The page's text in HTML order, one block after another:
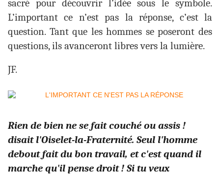
sacré pour découvrir l’idée sous le symbole.
L’important ce n’est pas la réponse, c’est la
question. Tant que les hommes se poseront des
questions, ils avanceront libres vers la lumière.
JF.
Rien de bien ne se fait couché ou assis !
disait l'Oiselet-la-Fraternité. Seul l'homme
debout fait du bon travail, et c'est quand il
marche qu'il pense droit ! Si tu veux